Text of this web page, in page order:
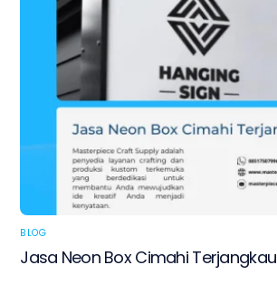
BLOG
Jasa Neon Box Cimahi Terjangkau